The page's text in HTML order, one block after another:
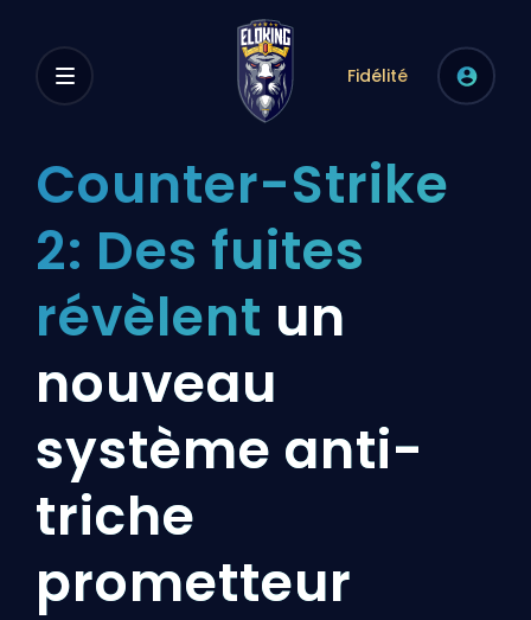
Fidélité
Counter-Strike
2: Des fuites
révèlent un
nouveau
système anti-
triche
prometteur